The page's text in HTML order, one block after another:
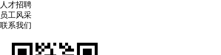
人才招聘
员工风采
联系我们